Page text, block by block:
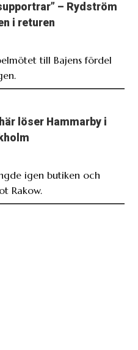
– Rydström
i returen
till Bajens fördel
löser Hammarby i
igen butiken och
Rakow.